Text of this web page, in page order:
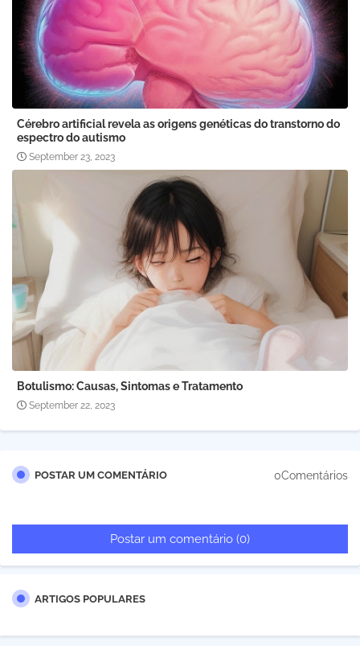
Cérebro artificial revela as origens genéticas do transtorno do
espectro do autismo
September 23, 2023
Botulismo: Causas, Sintomas e Tratamento
September 22, 2023
POSTAR UM COMENTÁRIO 0Comentários
Postar um comentário (0)
ARTIGOS POPULARES